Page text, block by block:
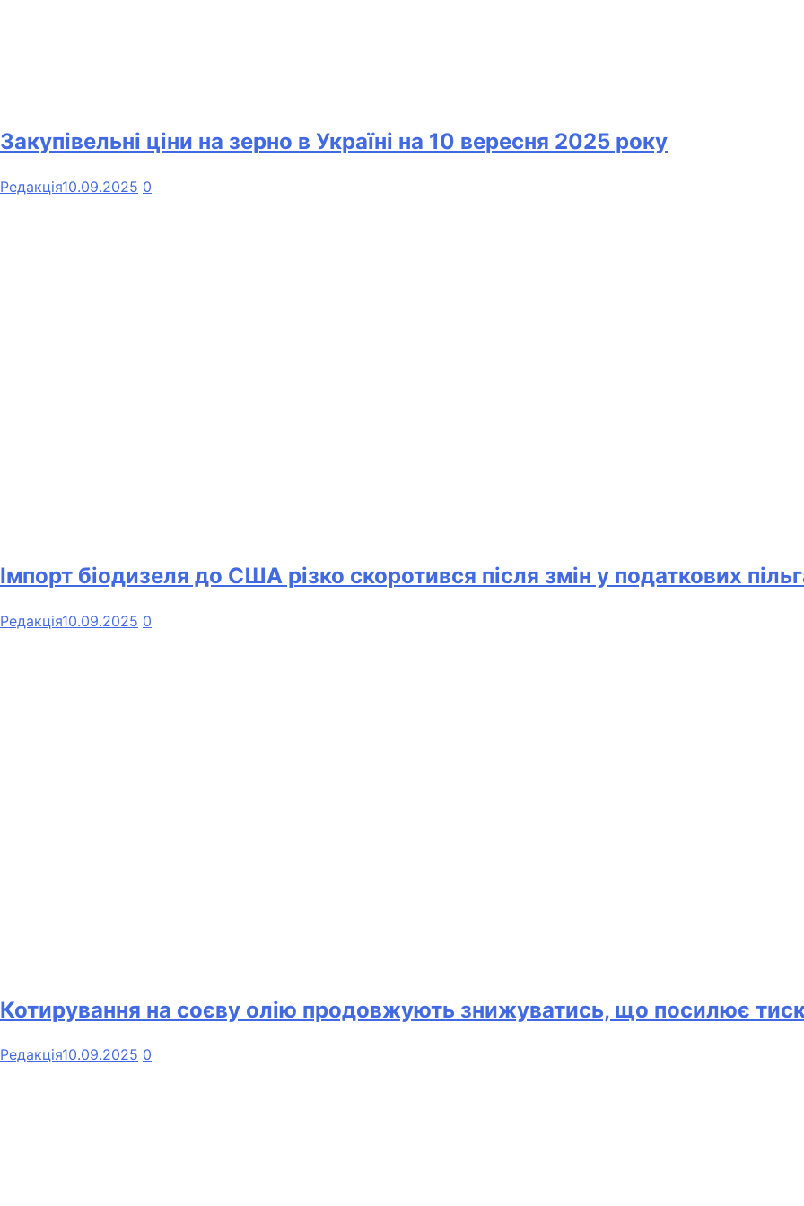
Закупівельні ціни на зерно в Україні на 10 вересня 2025 року
Редакція10.09.2025 0
Імпорт біодизеля до США різко скоротився після змін у податкових
Редакція10.09.2025 0
Котирування на соєву олію продовжують знижуватись, що посилює тиск
Редакція10.09.2025 0